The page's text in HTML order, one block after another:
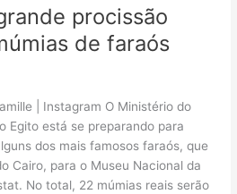
procissão
de faraós
| Instagram O Ministério do
Egito está se preparando para
dos mais famosos faraós, que
Cairo, para o Museu Nacional da
No total, 22 múmias reais serão